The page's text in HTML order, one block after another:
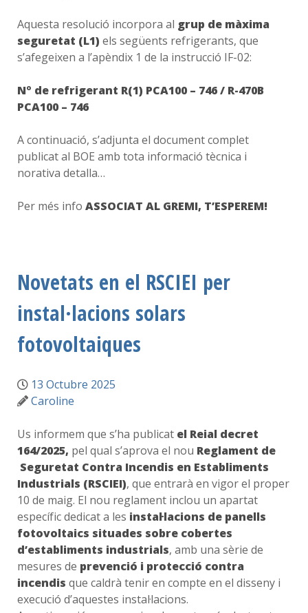
Aquesta resolució incorpora al grup de màxima
seguretat (L1) els següents refrigerants, que
s’afegeixen a l’apèndix 1 de la instrucció IF-02:
Nº de refrigerant R(1) PCA100 – 746 / R-470B
PCA100 – 746
A continuació, s’adjunta el document complet
publicat al BOE amb tota informació tècnica i
norativa detalla…
Per més info ASSOCIAT AL GREMI, T’ESPEREM!
Novetats en el RSCIEI per
instal·lacions solars
fotovoltaiques
13 Octubre 2025
Caroline
Us informem que s’ha publicat el Reial decret
164/2025, pel qual s’aprova el nou Reglament de
Seguretat Contra Incendis en Establiments
Industrials (RSCIEI), que entrarà en vigor el proper
10 de maig. El nou reglament inclou un apartat
específic dedicat a les instal·lacions de panells
fotovoltaics situades sobre cobertes
d’establiments industrials, amb una sèrie de
mesures de prevenció i protecció contra
incendis que caldrà tenir en compte en el disseny i
execució d’aquestes instal·lacions.